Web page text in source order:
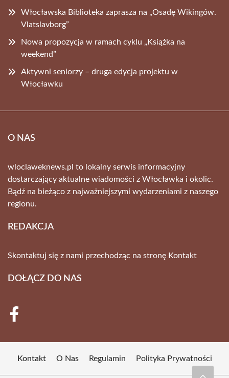
Włocławska Biblioteka zaprasza na „Osadę Wikingów.
Vlatslavborg”
Nowa propozycja w ramach cyklu „Książka na
weekend”
Aktywni seniorzy – druga edycja projektu w
Włocławku
O NAS
wloclaweknews.pl to lokalny serwis informacyjny
dostarczający aktualne wiadomości z Włocławka i okolic.
Bądź na bieżąco z najważniejszymi wydarzeniami z naszego
regionu.
REDAKCJA
Skontaktuj się z nami przechodząc na stronę Kontakt
DOŁĄCZ DO NAS
Kontakt O Nas Regulamin Polityka Prywatności